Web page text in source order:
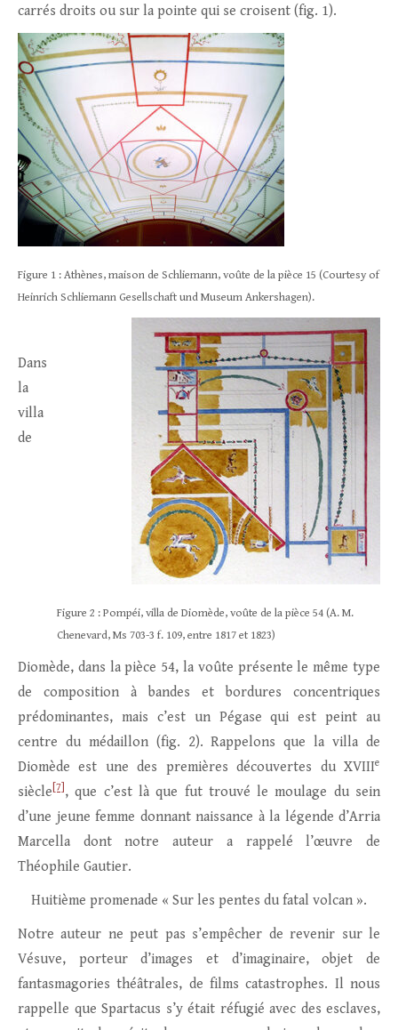
carrés droits ou sur la pointe qui se croisent (fig. 1).
Figure 1 : Athènes, maison de Schliemann, voûte de la pièce 15 (Courtesy of
Heinrich Schliemann Gesellschaft und Museum Ankershagen).
Figure 2 : Pompéi, villa de Diomède, voûte de la pièce 54 (A. M.
Chenevard, Ms 703-3 f. 109, entre 1817 et 1823)
Dans
la
villa
de
Diomède, dans la pièce 54, la voûte présente le même type
de composition à bandes et bordures concentriques
prédominantes, mais c’est un Pégase qui est peint au
centre du médaillon (fig. 2). Rappelons que la villa de
Diomède est une des premières découvertes du XVIIIe
siècle [7] , que c’est là que fut trouvé le moulage du sein
d’une jeune femme donnant naissance à la légende d’Arria
Marcella dont notre auteur a rappelé l’œuvre de
Théophile Gautier.
Huitième promenade « Sur les pentes du fatal volcan ».
Notre auteur ne peut pas s’empêcher de revenir sur le
Vésuve, porteur d’images et d’imaginaire, objet de
fantasmagories théâtrales, de films catastrophes. Il nous
rappelle que Spartacus s’y était réfugié avec des esclaves,